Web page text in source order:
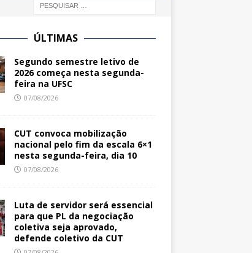
ÚLTIMAS
Segundo semestre letivo de
2026 começa nesta segunda-
feira na UFSC
07/08/2026
CUT convoca mobilização
nacional pelo fim da escala 6×1
nesta segunda-feira, dia 10
07/08/2026
Luta de servidor será essencial
para que PL da negociação
coletiva seja aprovado,
defende coletivo da CUT